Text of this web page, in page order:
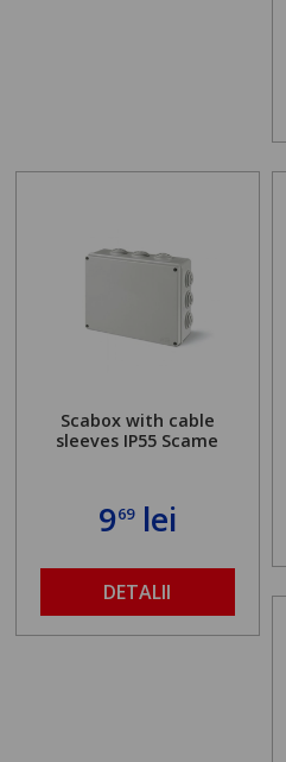
Scabox with cable
sleeves IP55 Scame
969lei
DETALII